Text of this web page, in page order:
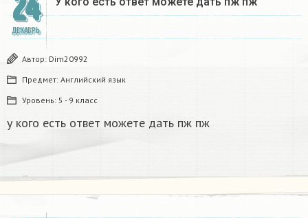
24
ДЕКАБРЬ
Автор: Dim20992
Предмет: Английский язык
Уровень: 5 - 9 класс
у кого есть ответ можете дать пж пж